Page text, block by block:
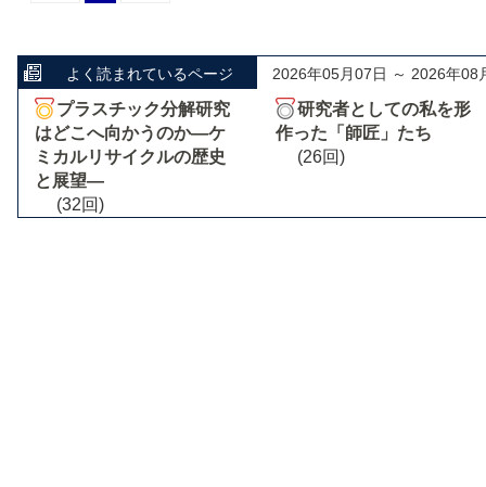
よく読まれているページ 2026年05月07日 ～ 2026年08
プラスチック分解研究
はどこへ向かうのか―ケ
ミカルリサイクルの歴史
と展望―
(32回)
研究者としての私を形
作った「師匠」たち
(26回)